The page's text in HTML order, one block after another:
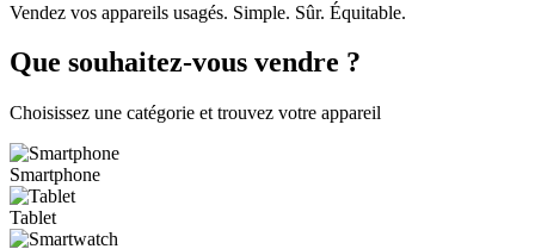
Vendez vos appareils usagés. Simple. Sûr. Équitable.
Que souhaitez-vous vendre ?
Choisissez une catégorie et trouvez votre appareil
Smartphone
Tablet